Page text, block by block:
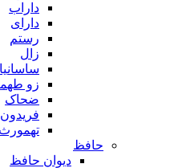
داراب
دارای
رستم
زال
زو
ضحاک
فریدون
تهمورث
حافظ
دیوان حافظ